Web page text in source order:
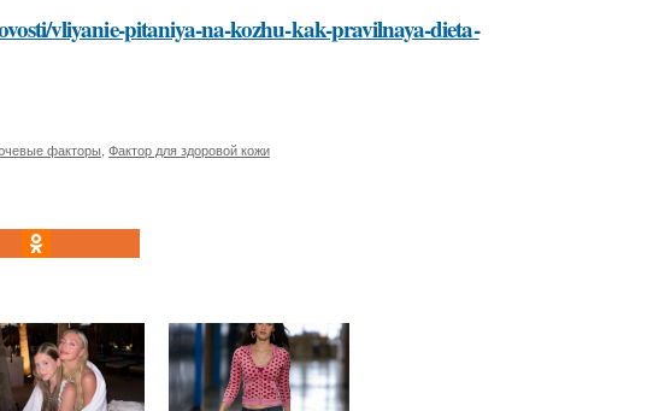
vliyanie-pitaniya-na-kozhu-kak-pravilnaya-dieta-
факторы Фактор для здоровой кожи